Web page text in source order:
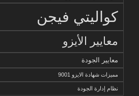
كواليتي فيجن
معايير الأيزو
معايير الجودة
مميزات شهادة الايزو 9001
نظام إدارة الجودة